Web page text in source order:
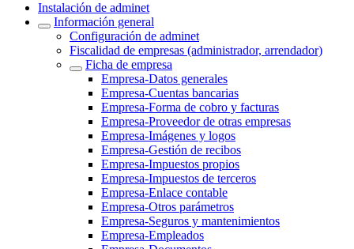
Instalación de adminet
Información general
Configuración de adminet
Fiscalidad de empresas (administrador, arrendador)
Ficha de empresa
Empresa-Datos generales
Empresa-Cuentas bancarias
Empresa-Forma de cobro y facturas
Empresa-Proveedor de otras empresas
Empresa-Imágenes y logos
Empresa-Gestión de recibos
Empresa-Impuestos propios
Empresa-Impuestos de terceros
Empresa-Enlace contable
Empresa-Otros parámetros
Empresa-Seguros y mantenimientos
Empresa-Empleados